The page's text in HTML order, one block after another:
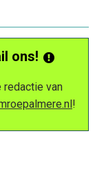
ons!
redactie van
!